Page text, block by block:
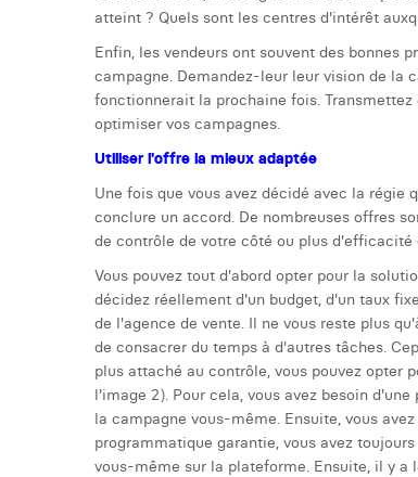
atteint ? Quels sont les centres d'intérêt
Enfin, les vendeurs ont souvent des bonnes
campagne. Demandez-leur leur vision de la
fonctionnerait la prochaine fois.
optimiser vos campagnes.
Utiliser l'offre la mieux adaptée
Une fois que vous avez décidé avec la
conclure un accord. De nombreuses offres
de contrôle de votre côté ou plus d'efficacité
Vous pouvez tout d'abord opter pour la
décidez réellement d'un budget, d'un taux
de l'agence de vente. Il ne vous reste plus
de consacrer du temps à d'autres tâches.
plus attaché au contrôle, vous pouvez opter
l'image 2). Pour cela, vous avez besoin
la campagne vous-même. Ensuite, vous
programmatique garantie, vous avez
vous-même sur la plateforme. Ensuite, il y a